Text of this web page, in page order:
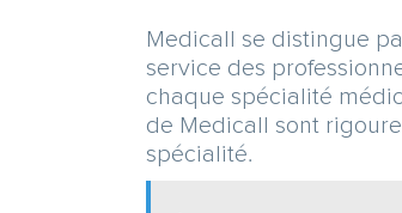
Medicall se distingue
service des
chaque spécialité
de Medicall sont
spécialité.